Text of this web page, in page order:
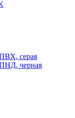
серая
черная